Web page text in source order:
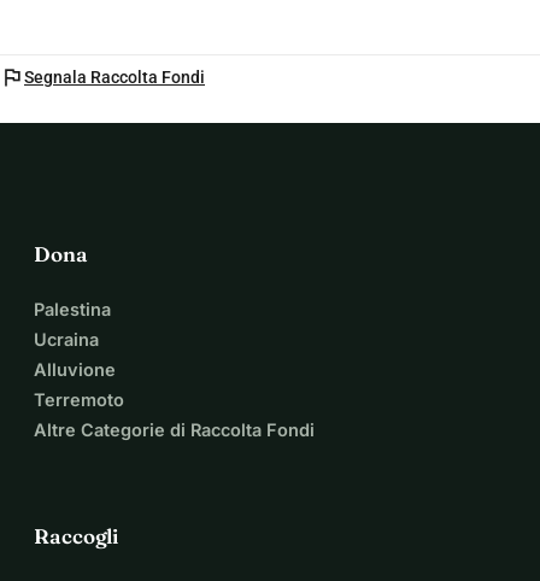
flagSegnala Raccolta Fondi
Dona
Palestina
Ucraina
Alluvione
Terremoto
Altre Categorie di Raccolta Fondi
Raccogli